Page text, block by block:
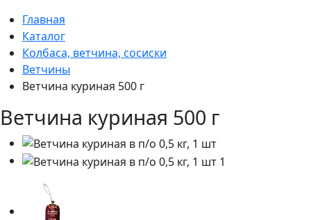
Главная
Каталог
Колбаса, ветчина, сосиски
Ветчины
Ветчина куриная 500 г
Ветчина куриная 500 г